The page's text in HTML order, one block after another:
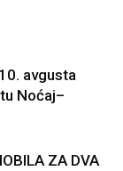
avgusta
Noćaj–
ZA DVA